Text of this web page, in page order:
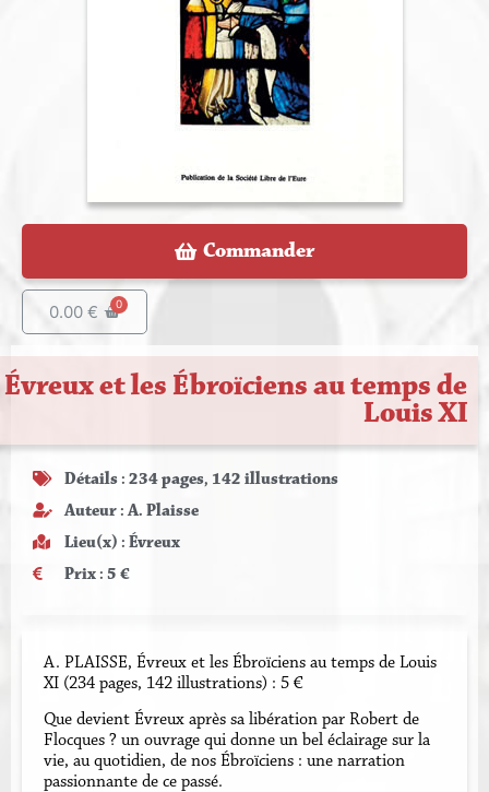
Commander
0.00 €
Évreux et les Ébroïciens au temps de
Louis XI
Détails : 234 pages, 142 illustrations
Auteur : A. Plaisse
Lieu(x) : Évreux
Prix : 5 €
A. PLAISSE, Évreux et les Ébroïciens au temps de Louis
XI (234 pages, 142 illustrations) : 5 €
Que devient Évreux après sa libération par Robert de
Flocques ? un ouvrage qui donne un bel éclairage sur la
vie, au quotidien, de nos Ébroïciens : une narration
passionnante de ce passé.